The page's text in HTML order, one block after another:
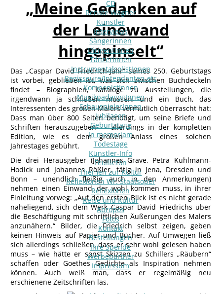
CD
Renate Wagner
Künstler
Interviews
SängerInnen
DirigentInnen
TänzerInnen
InstrumentalsolistInnen
Regisseure/Intendanten-etc
KomponistInnen
MusikpädagogInnen
SchauspielerInnen
Jubilaeen
Geburtstage
In memoriam
Todestage
Künstler-Info
Feuilleton
Themen zur Kultur
Reflexionen Wr. Staatsoper
Reflexionen
Reise und Kultur
Apropos
Fotos
Kontakt
Bestellungen
Ihre Spende
Werbepartner
Impressum
„Meine Gedanken auf
der Leinewand
hingepinselt“
Das „Caspar David Friedrich-Jahr“ seines 250. Geburtstags
ist vorbei, geblieben ist, was sich zwischen Buchdeckeln
findet – Biographien, Kataloge zu Ausstellungen, die
irgendwann ja schließen müssen, und ein Buch, das
Interessenten des großen Malers vermutlich überrascht hat:
Dass man über 800 Seiten benötigt, um seine Briefe und
Schriften herauszugeben – allerdings in der kompletten
Edition, wie es dem großen Anlass eines solchen
Jahrestages gebührt.
Die drei Herausgeber (Johannes Grave, Petra Kuhlmann-
Hodick und Johannes Rößler, tätig in Jena, Dresden und
Bonn – unendlich fleißig auch in den Anmerkungen)
nehmen einen Einwand, der wohl kommen muss, in ihrer
Einleitung vorweg: „Auf den ersten Blick ist es nicht gerade
naheliegend, sich dem Werk Caspar David Friedrichs über
die Beschäftigung mit schriftlichen Äußerungen des Malers
anzunähern.“ Bilder, die Friedrich selbst zeigen, geben
keinen Hinweis auf Papier und Bücher. Auf Umwegen ließ
sich allerdings schließen, dass er sehr wohl gelesen haben
muss – wie hätte er sonst Skizzen zu Schillers „Räubern“
schaffen oder Goethes Gedichte als Inspiration nehmen
können. Auch weiß man, dass er regelmäßig neu
erschienene Zeitschriften las.